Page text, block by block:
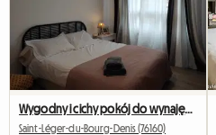
Wygodny i cichy pokój do wynajęcia w pobliżu CHU Rouen
Saint-Léger-du-Bourg-Denis (76160)